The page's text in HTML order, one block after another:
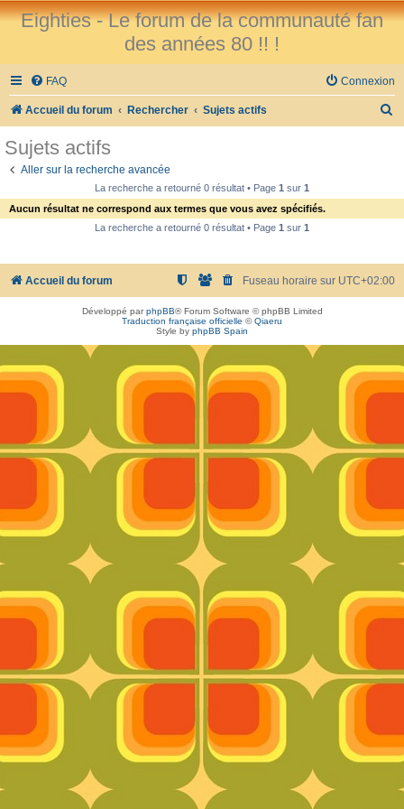
Eighties - Le forum de la communauté fan
des années 80 !! !
FAQ Connexion
Accueil du forum Rechercher Sujets actifs
e
Sujets actifs
Aller sur la recherche avancée
La recherche a retourné 0 résultat • Page 1 sur 1
Aucun résultat ne correspond aux termes que vous avez spécifiés.
La recherche a retourné 0 résultat • Page 1 sur 1
Accueil du forum Fuseau horaire sur UTC+02:00
Développé parphpBB® Forum Software © phpBB Limited
Traduction française officielle ©Qiaeru
Style by phpBB Spain